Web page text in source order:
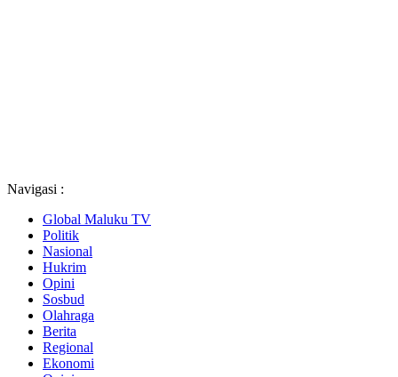
Navigasi :
Global Maluku TV
Politik
Nasional
Hukrim
Opini
Sosbud
Olahraga
Berita
Regional
Ekonomi